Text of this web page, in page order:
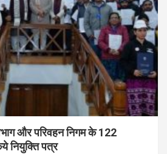
और परिवहन निगम के 122
नियुक्ति पत्र